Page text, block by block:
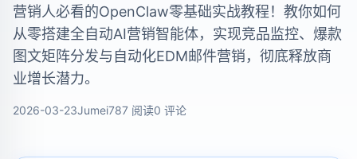
营销人必看的OpenClaw零基础实战教程！教你如何
从零搭建全自动AI营销智能体，实现竞品监控、爆款
图文矩阵分发与自动化EDM邮件营销，彻底释放商
业增长潜力。
2026-03-23Jumei787 阅读0 评论